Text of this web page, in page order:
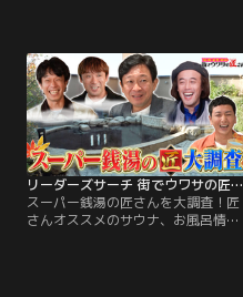
大重機でスゴ技連発の匠に城島茂が
弟子入り！？超美味しいマル秘工場
の秘密を見学！世界が絶賛のあのア
ートも披露！
リーダーズサーチ 街でウワサの匠さん スーパー銭湯の匠さんを大調査！匠さんオススメのサウナ、お風呂情報から銭湯グルメまで！スーパー銭湯の魅力に迫る。
スーパー銭湯の匠さんを大調査！匠
さんオススメのサウナ、お風呂情報